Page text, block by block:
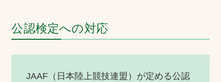
公認検定への対応
JAAF（日本陸上競技連盟）が定める公認